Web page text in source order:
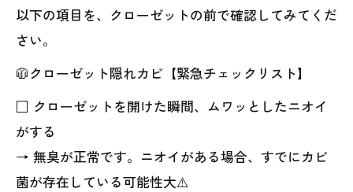
以下の項目を、クローゼットの前で確認してみてくだ
さい。
🧥クローゼット隠れカビ【緊急チェックリスト】
□ クローゼットを開けた瞬間、ムワッとしたニオイ
がする
→ 無臭が正常です。ニオイがある場合、すでにカビ
菌が存在している可能性大⚠️